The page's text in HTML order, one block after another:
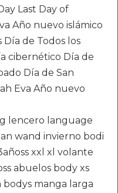
Last Day of
Año nuevo islámico
Día de Todos los
cibernético Día de
Día de San
Eva Año nuevo
lencero language
wand invierno bodi
xxl xl volante
abuelos body xs
manga larga